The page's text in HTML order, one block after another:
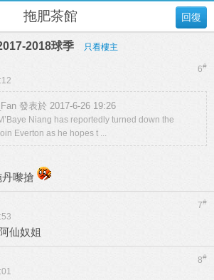
回復
拖肥茶館
2018球季 只看樓主
6#
發表於 2017-6-26 19:26
Niang has reportedly turned down the
Everton as he hopes t ...
嚟搶
7#
仙奴姐
8#